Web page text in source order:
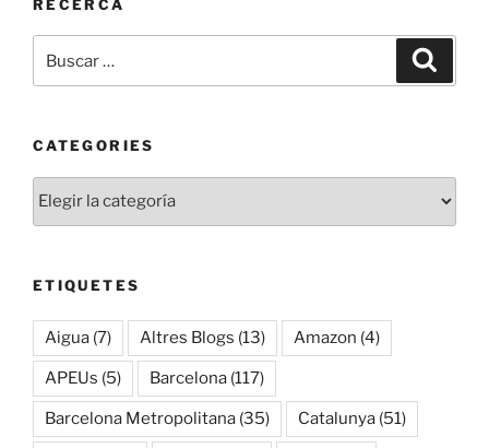
RECERCA
por:
CATEGORIES
ETIQUETES
Aigua (7) Altres Blogs (13) Amazon (4)
APEUs (5) Barcelona (117)
Barcelona Metropolitana (35) Catalunya (51)